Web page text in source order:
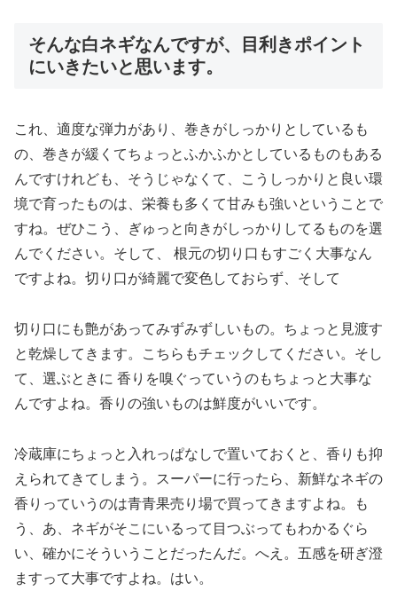
そんな白ネギなんですが、目利きポイント
にいきたいと思います。
これ、適度な弾力があり、 巻きがしっかりとしているも
の、巻きが緩くてちょっとふかふかとしているものもある
んですけれども、そうじゃなくて、こうしっかりと良い環
境で育ったものは、栄養も多くて甘みも強いということで
すね。ぜひこう、ぎゅっと向きがしっかりしてるものを選
んでください。そして、 根元の切り口もすごく大事なん
ですよね。切り口が綺麗で変色しておらず、そして
切り口にも艶があってみずみずしいもの。ちょっと見渡す
と乾燥してきます。こちらもチェックしてください。そし
て、選ぶときに 香りを嗅ぐっていうのもちょっと大事な
んですよね。香りの強いものは鮮度がいいです。
冷蔵庫にちょっと入れっぱなしで置いておくと、香りも抑
えられてきてしまう。スーパーに行ったら、新鮮なネギの
香りっていうのは青青果売り場で買ってきますよね。も
う、あ、ネギがそこにいるって目つぶってもわかるぐら
い、確かにそういうことだったんだ。へえ。五感を研ぎ澄
ますって大事ですよね。はい。